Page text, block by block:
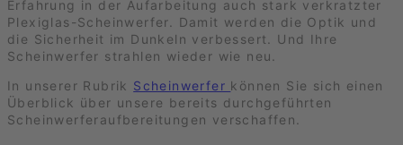
Erfahrung in der Aufarbeitung auch stark verkratzter
Plexiglas-Scheinwerfer. Damit werden die Optik und
die Sicherheit im Dunkeln verbessert. Und Ihre
Scheinwerfer strahlen wieder wie neu.
In unserer Rubrik Scheinwerfer können Sie sich einen
Überblick über unsere bereits durchgeführten
Scheinwerferaufbereitungen verschaffen.